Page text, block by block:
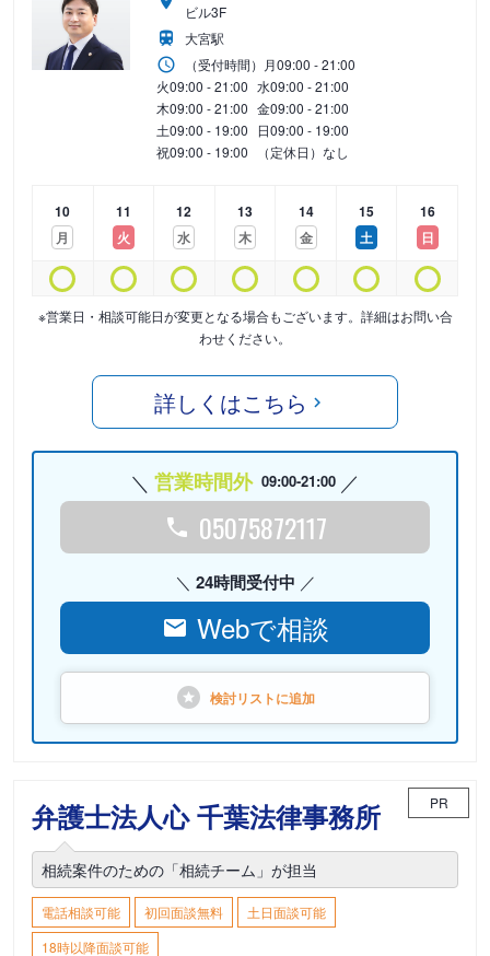
ビル3F
大宮駅
（受付時間） 月09:00 - 21:00
火09:00 - 21:00 水09:00 - 21:00
木09:00 - 21:00 金09:00 - 21:00
土09:00 - 19:00 日09:00 - 19:00
祝09:00 - 19:00 （定休日）なし
10
月
11
火
12
水
13
木
14
金
15
土
16
日
※営業日・相談可能日が変更となる場合もございます。詳細はお問い合
わせください。
詳しくはこちら
営業時間外 09:00-21:00
05075872117
24時間受付中
Webで相談
検討リストに追加
弁護士法人心 千葉法律事務所 PR
相続案件のための「相続チーム」が担当
電話相談可能 初回面談無料
土日面談可能
18時以降面談可能